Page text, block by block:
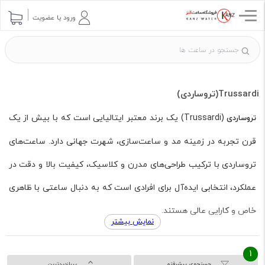
ورود یا عضویت
Trussardi(تروساردی)
تروساردی (Trussardi) یک برند معتبر ایتالیایی است که با بیش از یک
قرن تجربه در زمینه مد و ساعت‌سازی، شهرت جهانی دارد. ساعت‌های
تروساردی با ترکیب طراحی‌های مدرن و کلاسیک، کیفیت بالا و دقت در
عملکرد، انتخابی ایده‌آل برای افرادی است که به دنبال ساعتی با ظاهری
خاص و کارایی عالی هستند.
نمایش بیشتر
1